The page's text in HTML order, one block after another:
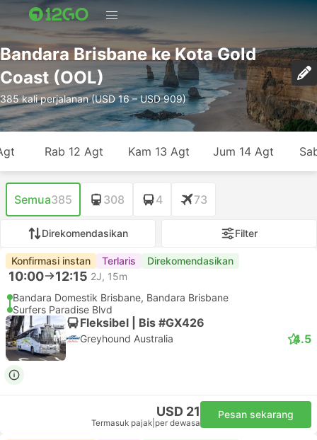
Bandara Brisbane ke Kota Gold
Coast (OOL)
385 kali perjalanan (USD 16 – USD 909)
Rab 12 Agt Kam 13 Agt Jum 14 Agt
Semua385 308 4 73
Direkomendasikan Filter
Konfirmasi instan Terlaris Direkomendasikan
10:00 12:15 2J, 15m
Bandara Domestik Brisbane, Bandara Brisbane
Surfers Paradise Blvd
Fleksibel | Bis #GX426
Greyhound Australia 4.5
USD 21
Termasuk pajak per dewasa
Pesan sekarang